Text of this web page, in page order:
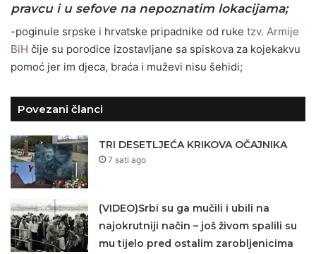
pravcu i u sefove na nepoznatim lokacijama;
-poginule srpske i hrvatske pripadnike od ruke tzv. Armije
BiH čije su porodice izostavljane sa spiskova za kojekakvu
pomoć jer im djeca, braća i muževi nisu šehidi;
Povezani članci
TRI DESETLJEĆA KRIKOVA OČAJNIKA
7 sati ago
(VIDEO)Srbi su ga mučili i ubili na
najokrutniji način – još živom spalili su
mu tijelo pred ostalim zarobljenicima